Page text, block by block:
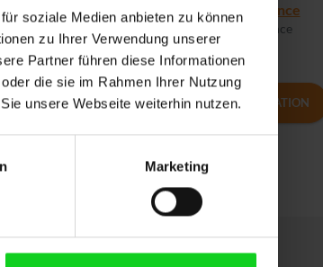
soziale Medien anbieten zu können
zu Ihrer Verwendung unserer
Partner führen diese Informationen
die sie im Rahmen Ihrer Nutzung
unsere Webseite weiterhin nutzen.
Marketing
Volume Licence
Volume licence
MORE INFORMATION